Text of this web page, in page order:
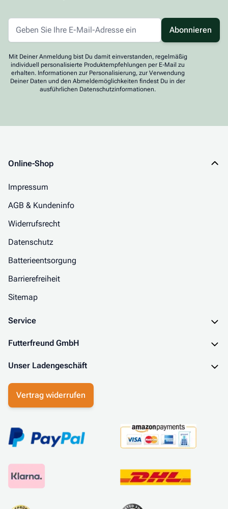
Abonnieren
Mit Deiner Anmeldung bist Du damit einverstanden, regelmäßig
individuell personalisierte Produktempfehlungen per E-Mail zu
erhalten. Informationen zur Personalisierung, zur Verwendung
Deiner Daten und den Abmeldemöglichkeiten findest Du in der
ausführlichen Datenschutzinformationen.
Online-Shop
Impressum
AGB & Kundeninfo
Widerrufsrecht
Datenschutz
Batterieentsorgung
Barrierefreiheit
Sitemap
Service
Futterfreund GmbH
Unser Ladengeschäft
Vertrag widerrufen